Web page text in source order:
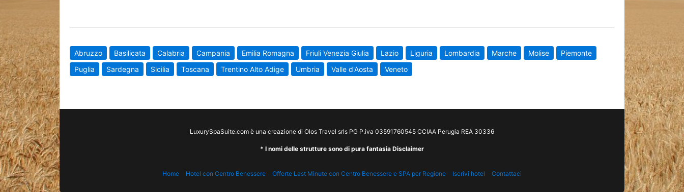
Abruzzo Basilicata Calabria Campania Emilia Romagna Friuli Venezia Giulia Lazio Liguria Lombardia Marche Molise
Piemonte
Puglia
Sardegna Sicilia Toscana Trentino Alto Adige Umbria Valle d'Aosta Veneto
LuxurySpaSuite.com è una creazione di Olos Travel srls PG P.iva 03591760545 CCIAA Perugia REA 30336
* I nomi delle strutture sono di pura fantasia Disclaimer
Home Hotel con Centro Benessere Offerte Last Minute con Centro Benessere e SPA per Regione Iscrivi hotel Contattaci